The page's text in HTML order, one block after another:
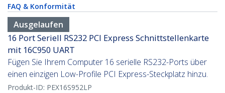
FAQ & Konformität
Ausgelaufen
16 Port Seriell RS232 PCI Express Schnittstellenkarte
mit 16C950 UART
Fügen Sie Ihrem Computer 16 serielle RS232-Ports über
einen einzigen Low-Profile PCI Express-Steckplatz hinzu.
Produkt-ID: PEX16S952LP